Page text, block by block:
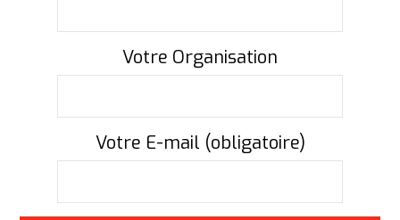
Votre Organisation
Votre E-mail (obligatoire)